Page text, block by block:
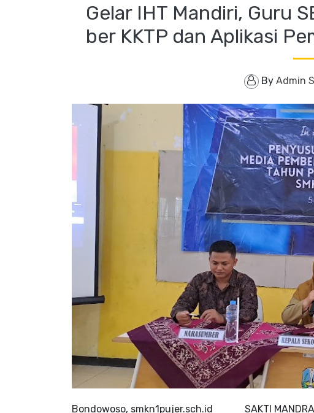
Gelar IHT Mandiri, Guru
ber KKTP dan Aplikasi
By Admin
Bondowoso, smkn1pujer.sch.id SAKTI